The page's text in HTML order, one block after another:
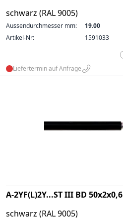
schwarz (RAL 9005)
Aussendurchmesser mm:
19.00
Artikel-Nr:
1591033
Liefertermin auf Anfrage
A-2YF(L)2Y...ST III BD 50x2x0,6
schwarz (RAL 9005)